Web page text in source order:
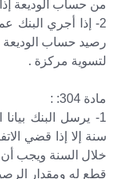
من حساب الوديعة
2- إذا أجري البنك
رصيد حساب الوديعة
لتسوية مركزة .
مادة 304: :
1- يرسل البنك
سنة إلا إذا قضي
خلال السنة ويجب
قطع له ومقدار